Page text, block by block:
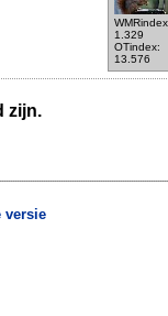
1.329
OTindex:
13.576
zijn.
versie